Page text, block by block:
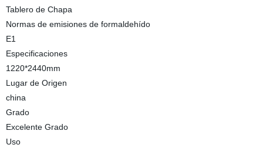
Tablero de Chapa
Normas de emisiones de formaldehído
E1
Especificaciones
1220*2440mm
Lugar de Origen
china
Grado
Excelente Grado
Uso